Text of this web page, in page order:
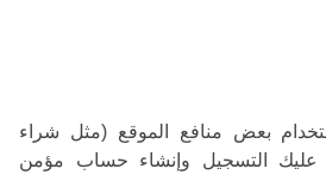
بعض منافع الموقع (مثل شراء
عليك التسجيل وإنشاء حساب مؤمن